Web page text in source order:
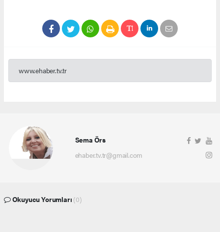
www.ehaber.tv.tr
Sema Örs
ehaber.tv.tr@gmail.com
Okuyucu Yorumları (0)